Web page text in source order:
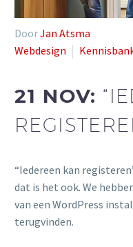
DoorJan Atsma
Webdesign
21 NOV:
“Iedereen kan
dat is het ook. We
van een WordPress
terugvinden.